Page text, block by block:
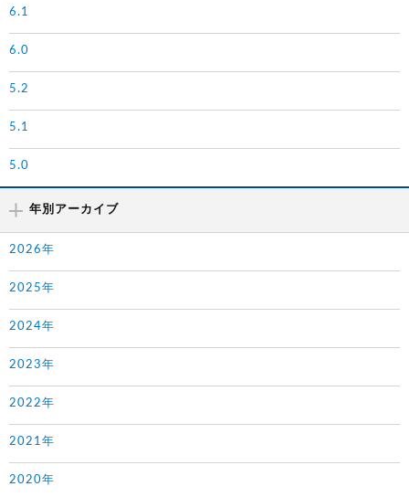
6.1
6.0
5.2
5.1
5.0
年別アーカイブ
2026年
2025年
2024年
2023年
2022年
2021年
2020年